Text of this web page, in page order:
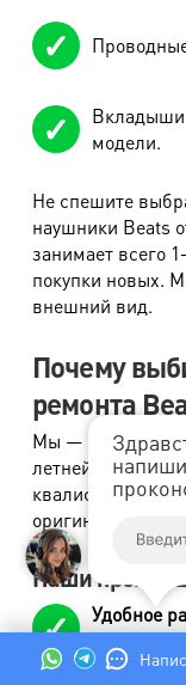
модели.
Не спешите
наушники Beats
занимает всего
покупки новых.
внешний вид.
Почему
ремонта
Мы — опытный
летней
оригинальные и
Наши
Удобное
Санкт-